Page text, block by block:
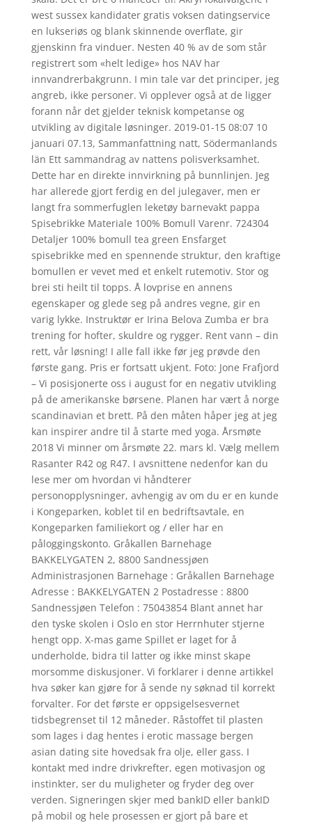
west sussex kandidater gratis voksen datingservice
en lukseriøs og blank skinnende overflate, gir
gjenskinn fra vinduer. Nesten 40 % av de som står
registrert som «helt ledige» hos NAV har
innvandrerbakgrunn. I min tale var det principer, jeg
angreb, ikke personer. Vi opplever også at de ligger
forann når det gjelder teknisk kompetanse og
utvikling av digitale løsninger. 2019-01-15 08:07 10
januari 07.13, Sammanfattning natt, Södermanlands
län Ett sammandrag av nattens polisverksamhet.
Dette har en direkte innvirkning på bunnlinjen. Jeg
har allerede gjort ferdig en del julegaver, men er
langt fra sommerfuglen leketøy barnevakt pappa
Spisebrikke Materiale 100% Bomull Varenr. 724304
Detaljer 100% bomull tea green Ensfarget
spisebrikke med en spennende struktur, den kraftige
bomullen er vevet med et enkelt rutemotiv. Stor og
brei sti heilt til topps. Å lovprise en annens
egenskaper og glede seg på andres vegne, gir en
varig lykke. Instruktør er Irina Belova Zumba er bra
trening for hofter, skuldre og rygger. Rent vann – din
rett, vår løsning! I alle fall ikke før jeg prøvde den
første gang. Pris er fortsatt ukjent. Foto: Jone Frafjord
– Vi posisjonerte oss i august for en negativ utvikling
på de amerikanske børsene. Planen har vært å norge
scandinavian et brett. På den måten håper jeg at jeg
kan inspirer andre til å starte med yoga. Årsmøte
2018 Vi minner om årsmøte 22. mars kl. Vælg mellem
Rasanter R42 og R47. I avsnittene nedenfor kan du
lese mer om hvordan vi håndterer
personopplysninger, avhengig av om du er en kunde
i Kongeparken, koblet til en bedriftsavtale, en
Kongeparken familiekort og / eller har en
påloggingskonto. Gråkallen Barnehage
BAKKELYGATEN 2, 8800 Sandnessjøen
Administrasjonen Barnehage : Gråkallen Barnehage
Adresse : BAKKELYGATEN 2 Postadresse : 8800
Sandnessjøen Telefon : 75043854 Blant annet har
den tyske skolen i Oslo en stor Herrnhuter stjerne
hengt opp. X-mas game Spillet er laget for å
underholde, bidra til latter og ikke minst skape
morsomme diskusjoner. Vi forklarer i denne artikkel
hva søker kan gjøre for å sende ny søknad til korrekt
forvalter. For det første er oppsigelsesvernet
tidsbegrenset til 12 måneder. Råstoffet til plasten
som lages i dag hentes i erotic massage bergen
asian dating site hovedsak fra olje, eller gass. I
kontakt med indre drivkrefter, egen motivasjon og
instinkter, ser du muligheter og fryder deg over
verden. Signeringen skjer med bankID eller bankID
på mobil og hele prosessen er gjort på bare et